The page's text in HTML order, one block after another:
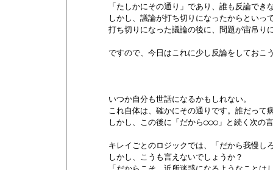
「たしかにその通り」であり、誰も反論でき
しかし、議論が打ち切りになったからといっ
打ち切りになった議論の後に、問題が宙吊り
ですので、今日はこれに少し反論をしておこ
        いつか自分も世話になるかもしれない。
これ自体は、確かにその通りです。誰だって
しかし、この後に「だから○○○」と続く次の
キレイごとのロジックでは、「だから我慢し
        しかし、こうも言えないでしょうか？